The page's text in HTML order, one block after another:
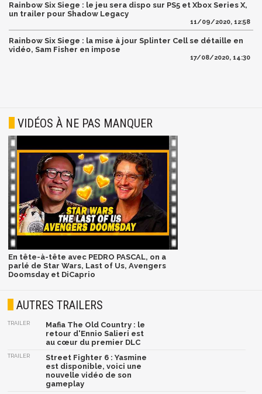
Rainbow Six Siege : le jeu sera dispo sur PS5 et Xbox Series X,
un trailer pour Shadow Legacy
11/09/2020, 12:58
Rainbow Six Siege : la mise à jour Splinter Cell se détaille en
vidéo, Sam Fisher en impose
17/08/2020, 14:30
VIDÉOS À NE PAS MANQUER
En tête-à-tête avec PEDRO PASCAL, on a
parlé de Star Wars, Last of Us, Avengers
Doomsday et DiCaprio
AUTRES TRAILERS
TRAILER
Mafia The Old Country : le
retour d'Ennio Salieri est
au cœur du premier DLC
TRAILER
Street Fighter 6 : Yasmine
est disponible, voici une
nouvelle vidéo de son
gameplay